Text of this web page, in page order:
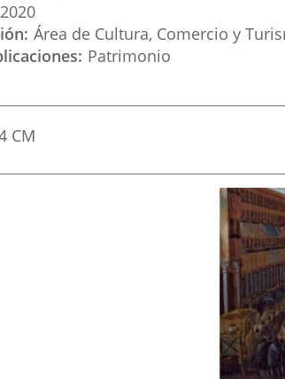
2020
Área de Cultura, Comercio y
Patrimonio
CM